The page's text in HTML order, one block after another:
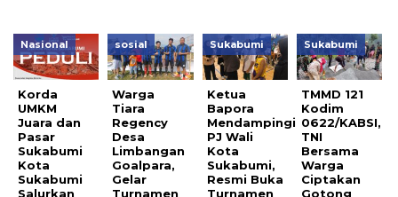
Nasional
Korda
UMKM
Juara dan
Pasar
Sukabumi
Kota
Sukabumi
Salurkan
sosial
Warga
Tiara
Regency
Desa
Limbangan
Goalpara,
Gelar
Turnamen
Sukabumi
Ketua
Bapora
Mendampingi
PJ Wali
Kota
Sukabumi,
Resmi Buka
Turnamen
Sukabumi
TMMD 121
Kodim
0622/KABSI,
TNI
Bersama
Warga
Ciptakan
Gotong